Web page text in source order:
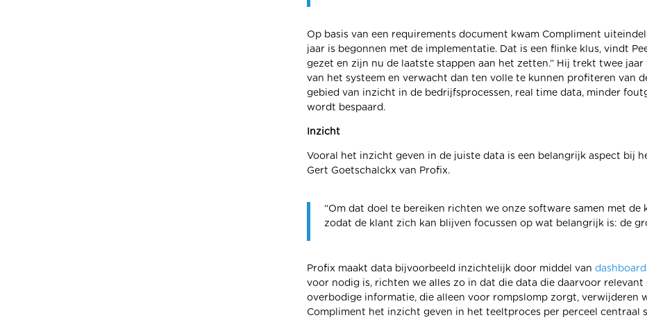
Op basis van een requirements document kwam Compliment
jaar is begonnen met de implementatie. Dat is een flinke klus, vindt
gezet en zijn nu de laatste stappen aan het zetten.” Hij trekt twee
van het systeem en verwacht dan ten volle te kunnen profiteren van
gebied van inzicht in de bedrijfsprocessen, real time data, minder
wordt bespaard.
Inzicht
Vooral het inzicht geven in de juiste data is een belangrijk aspect bij
Gert Goetschalckx van Profix.
“Om dat doel te bereiken richten we onze software samen met de
zodat de klant zich kan blijven focussen op wat belangrijk is: de
Profix maakt data bijvoorbeeld inzichtelijk door middel van
voor nodig is, richten we alles zo in dat die data die daarvoor
overbodige informatie, die alleen voor rompslomp zorgt, verwijderen
Compliment het inzicht geven in het teeltproces per perceel centraal